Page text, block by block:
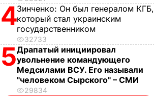
4Зинченко: Он был генералом КГБ,
который стал украинским
государственником
32733
5Драпатый инициировал
увольнение командующего
Медсилами ВСУ. Его называли
"человеком Сырского" – СМИ
29834